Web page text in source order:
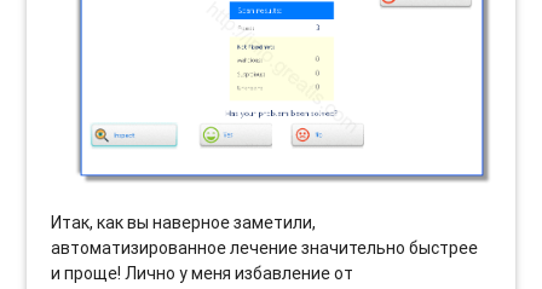
Итак, как вы наверное заметили,
автоматизированное лечение значительно быстрее
и проще! Лично у меня избавление от